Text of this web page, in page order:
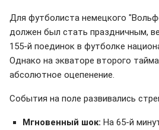
Для футболиста немецкого
должен был стать праздничным,
155-й поединок в футболке
Однако на экваторе второго
абсолютное оцепенение.
События на поле развивались
Мгновенный шок: На 65-й